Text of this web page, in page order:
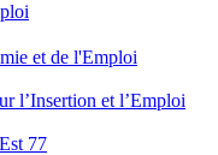
et de l'Emploi
l’Insertion et l’Emploi
77